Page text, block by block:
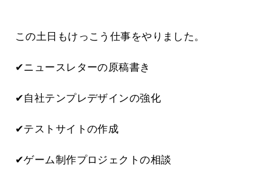
この土日もけっこう仕事をやりました。
✔ニュースレターの原稿書き
✔自社テンプレデザインの強化
✔テストサイトの作成
✔ゲーム制作プロジェクトの相談